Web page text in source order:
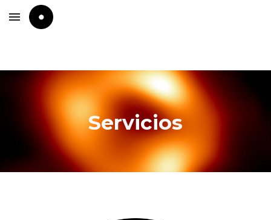
Skip to main content
Servicios